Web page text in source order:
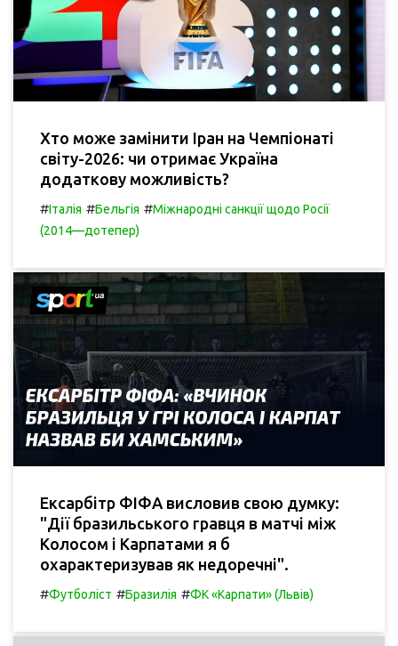
Хто може замінити Іран на Чемпіонаті
світу-2026: чи отримає Україна
додаткову можливість?
#Італія #Бельгія #Міжнародні санкції щодо Росії
(2014—дотепер)
Ексарбітр ФІФА висловив свою думку:
"Дії бразильського гравця в матчі між
Колосом і Карпатами я б
охарактеризував як недоречні".
#Футболіст #Бразилія #ФК «Карпати» (Львів)